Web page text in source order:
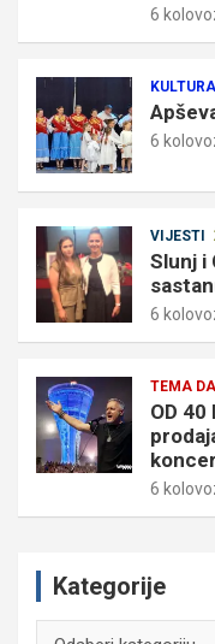
6
KULTURA
6
VIJESTI
Slunj i
6
TEMA
OD 40
6
Kategorije